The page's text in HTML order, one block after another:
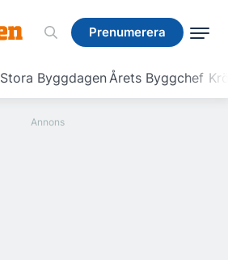
Prenumerera
Stora ByggdagenÅrets Byggchef
Prenumerera